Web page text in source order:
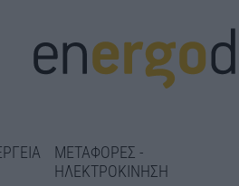
ΜΕΤΑΦΟΡΕΣ -
ΗΛΕΚΤΡΟΚΙΝΗΣΗ